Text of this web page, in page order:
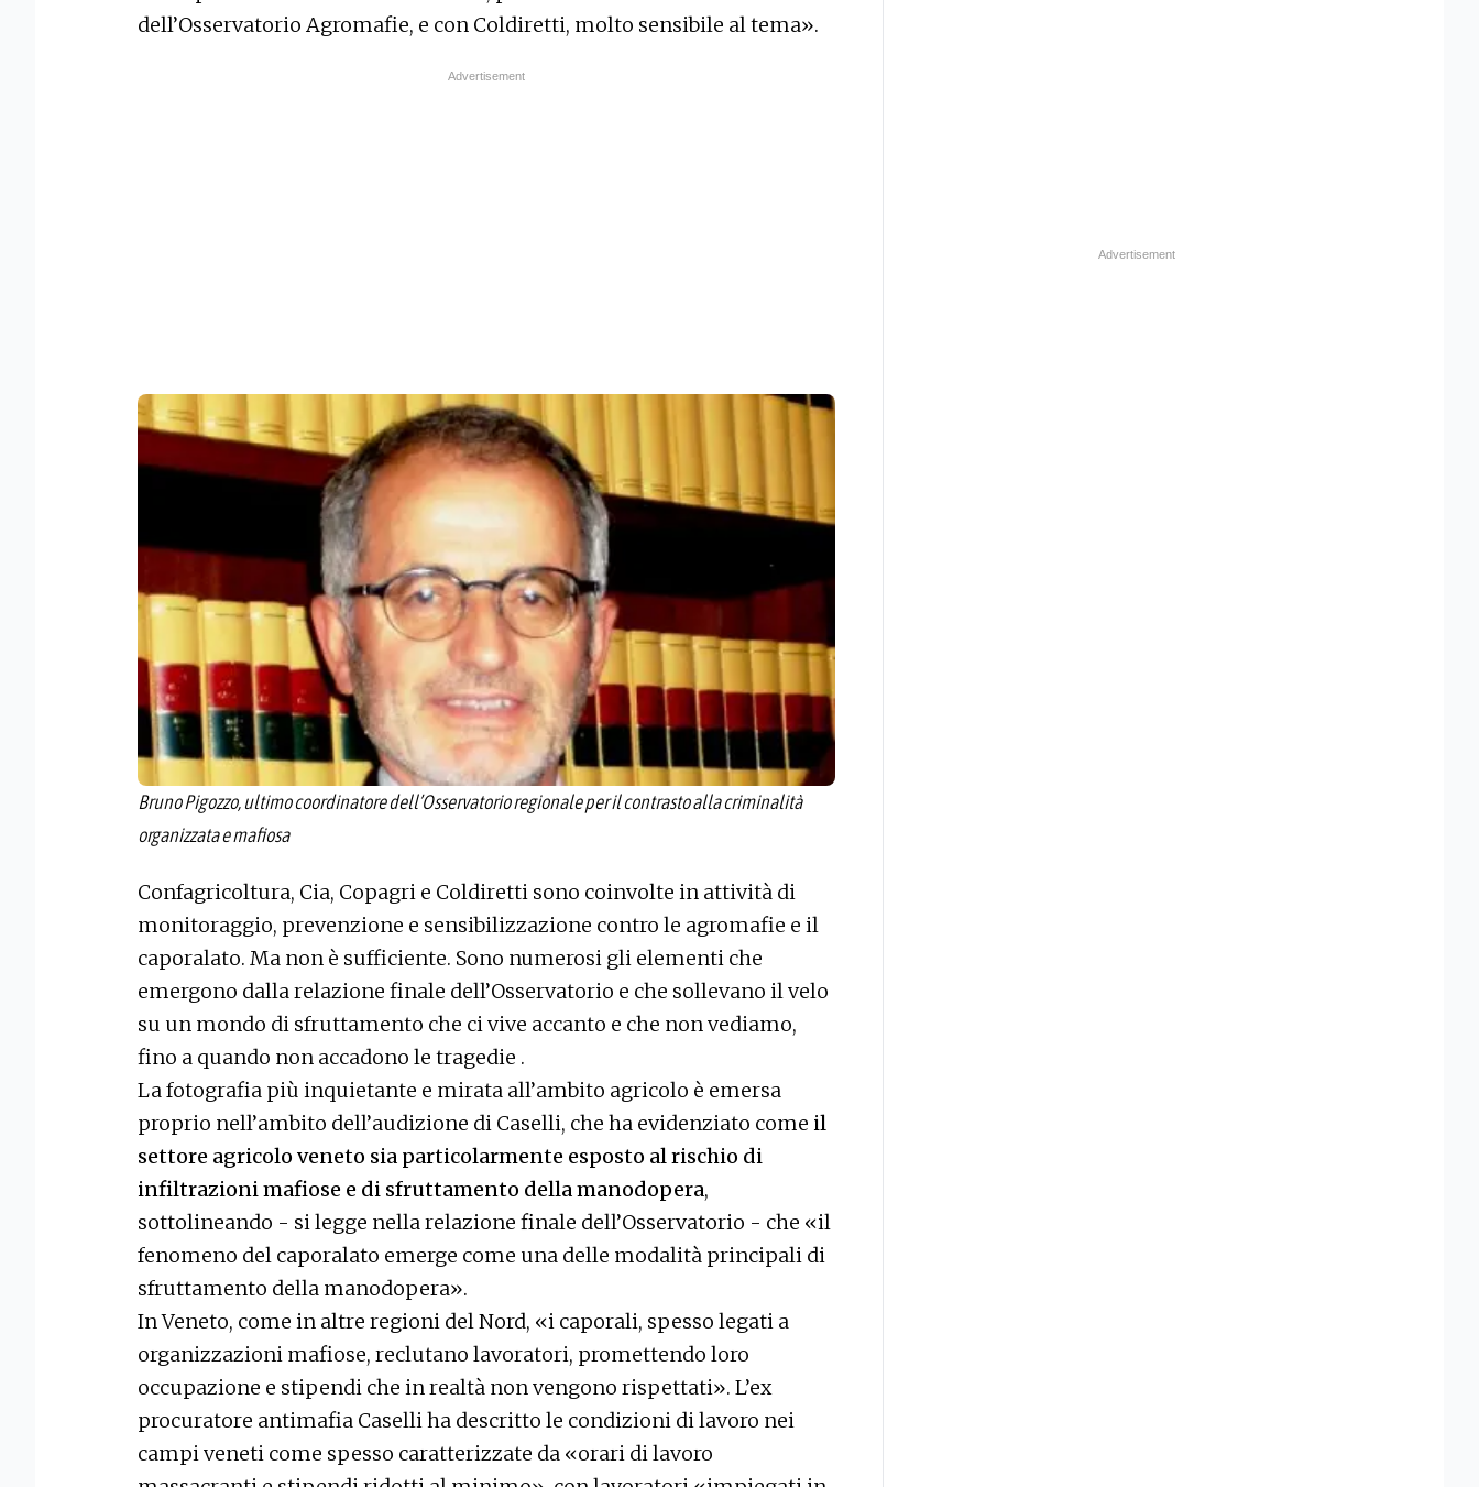
dell’Osservatorio Agromafie, e con Coldiretti, molto sensibile al tema».
Bruno Pigozzo, ultimo coordinatore dell’Osservatorio regionale per il contrasto alla criminalità
organizzata e mafiosa
Confagricoltura, Cia, Copagri e Coldiretti sono coinvolte in attività di
monitoraggio, prevenzione e sensibilizzazione contro le agromafie e il
caporalato. Ma non è sufficiente. Sono numerosi gli elementi che
emergono dalla relazione finale dell’Osservatorio e che sollevano il velo
su un mondo di sfruttamento che ci vive accanto e che non vediamo,
fino a quando non accadono le tragedie .
La fotografia più inquietante e mirata all’ambito agricolo è emersa
proprio nell’ambito dell’audizione di Caselli, che ha evidenziato come il
settore agricolo veneto sia particolarmente esposto al rischio di
infiltrazioni mafiose e di sfruttamento della manodopera,
sottolineando - si legge nella relazione finale dell’Osservatorio - che «il
fenomeno del caporalato emerge come una delle modalità principali di
sfruttamento della manodopera».
In Veneto, come in altre regioni del Nord, «i caporali, spesso legati a
organizzazioni mafiose, reclutano lavoratori, promettendo loro
occupazione e stipendi che in realtà non vengono rispettati». L’ex
procuratore antimafia Caselli ha descritto le condizioni di lavoro nei
campi veneti come spesso caratterizzate da «orari di lavoro